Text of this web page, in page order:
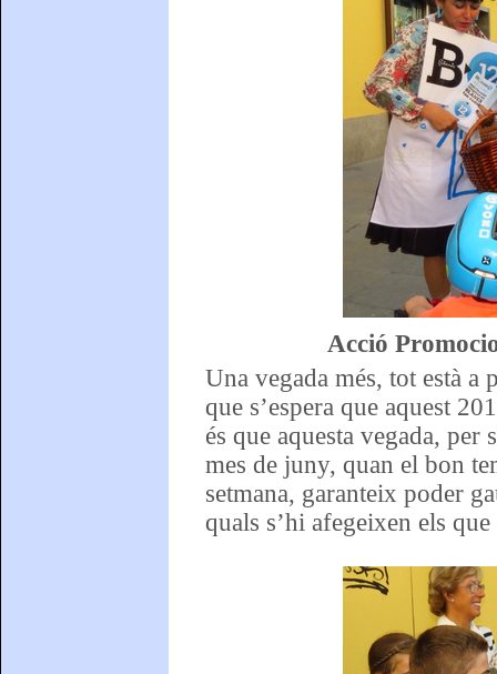
Acció
Una vegada més, tot està
que s’espera que aquest
és que aquesta vegada,
mes de juny, quan el bon
setmana, garanteix poder
quals s’hi afegeixen els